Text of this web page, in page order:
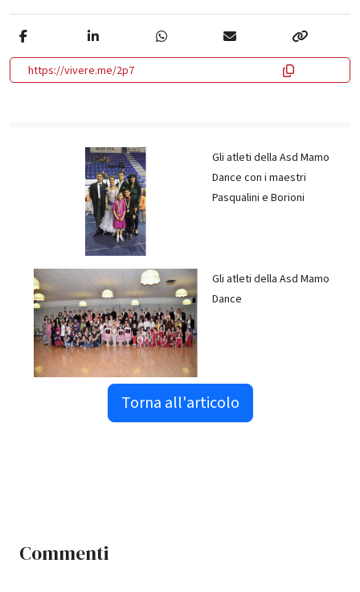
https://vivere.me/2p7
Gli atleti della Asd Mamo
Dance con i maestri
Pasqualini e Borioni
Gli atleti della Asd Mamo
Dance
Torna all'articolo
Commenti